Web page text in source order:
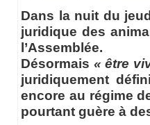
Dans la nuit du
juridique des
l’Assemblée.
Désormais « être
juridiquement
encore au régime
pourtant guère à